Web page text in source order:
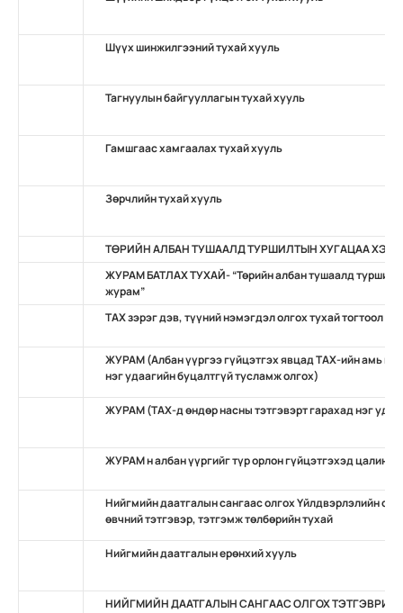
Шүүх шинжилгээний тухай хууль
Тагнуулын байгууллагын тухай хууль
Гамшгаас хамгаалах тухай хууль
Зөрчлийн тухай хууль
ТӨРИЙН АЛБАН ТУШААЛД ТУРШИЛТЫН ХУГАЦАА
ЖУРАМ БАТЛАХ ТУХАЙ- “Төрийн албан тушаалд
журам”
ТАХ зэрэг дэв, түүний нэмэгдэл олгох тухай тогтоол
ЖУРАМ (Албан үүргээ гүйцэтгэх явцад TAХ-ийн амь
нэг удаагийн буцалтгүй тусламж олгох)
ЖУРАМ (ТАХ-д өндөр насны тэтгэвэрт гарахад нэг
ЖУРАМ н албан үүргийг түр орлон гүйцэтгэхэд цалин,
Нийгмийн даатгалын сангаас олгох Үйлдвэрлэлийн
өвчний тэтгэвэр, тэтгэмж төлбөрийн тухай
Нийгмийн даатгалын ерөнхий хууль
НИЙГМИЙН ДААТГАЛЫН САНГААС ОЛГОХ